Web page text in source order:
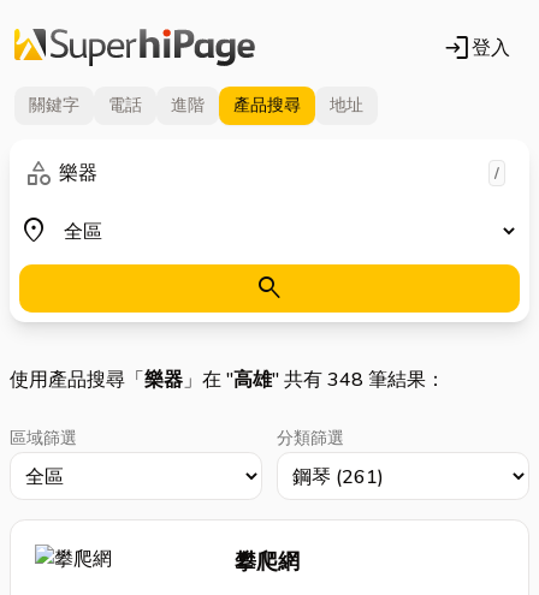
login登入
關鍵字 電話 進階 產品搜尋 地址
category
關鍵字 /
place
地區
search
使用產品搜尋「樂器」在 "高雄" 共有 348 筆結果：
區域篩選 分類篩選
攀爬網